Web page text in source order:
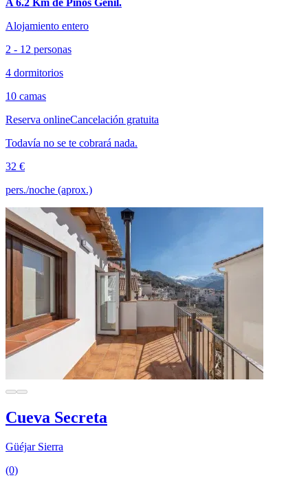
Alojamiento entero
2 - 12 personas
4 dormitorios
10 camas
Reserva onlineCancelación gratuita
Todavía no se te cobrará nada.
32 €
pers./noche (aprox.)
Cueva Secreta
Güéjar Sierra
(0)